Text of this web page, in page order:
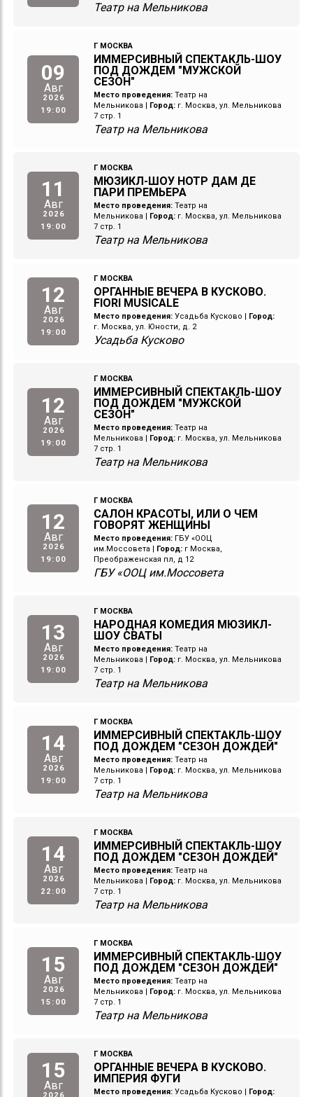
Театр на Мельникова
09
Авг
2026
19:00
Г МОСКВА
ИММЕРСИВНЫЙ СПЕКТАКЛЬ-ШОУ
ПОД ДОЖДЕМ "МУЖСКОЙ
СЕЗОН"
Место проведения: Театр на
Мельникова
Город: г. Москва, ул. Мельникова
7 стр. 1
Театр на Мельникова
11
Авг
2026
19:00
Г МОСКВА
МЮЗИКЛ-ШОУ НОТР ДАМ ДЕ
ПАРИ ПРЕМЬЕРА
Место проведения: Театр на
Мельникова
Город: г. Москва, ул. Мельникова
7 стр. 1
Театр на Мельникова
12
Авг
2026
19:00
Г МОСКВА
ОРГАННЫЕ ВЕЧЕРА В КУСКОВО.
FIORI MUSICALE
Место проведения: Усадьба Кусково
Город:
г. Москва, ул. Юности, д. 2
Усадьба Кусково
12
Авг
2026
19:00
Г МОСКВА
ИММЕРСИВНЫЙ СПЕКТАКЛЬ-ШОУ
ПОД ДОЖДЕМ "МУЖСКОЙ
СЕЗОН"
Место проведения: Театр на
Мельникова
Город: г. Москва, ул. Мельникова
7 стр. 1
Театр на Мельникова
12
Авг
2026
19:00
Г МОСКВА
САЛОН КРАСОТЫ, ИЛИ О ЧЕМ
ГОВОРЯТ ЖЕНЩИНЫ
Место проведения: ГБУ «ООЦ
им.Моссовета
Город: г Москва,
Преображенская пл, д 12
ГБУ «ООЦ им.Моссовета
13
Авг
2026
19:00
Г МОСКВА
НАРОДНАЯ КОМЕДИЯ МЮЗИКЛ-
ШОУ СВАТЫ
Место проведения: Театр на
Мельникова
Город: г. Москва, ул. Мельникова
7 стр. 1
Театр на Мельникова
14
Авг
2026
19:00
Г МОСКВА
ИММЕРСИВНЫЙ СПЕКТАКЛЬ-ШОУ
ПОД ДОЖДЕМ "СЕЗОН ДОЖДЕЙ"
Место проведения: Театр на
Мельникова
Город: г. Москва, ул. Мельникова
7 стр. 1
Театр на Мельникова
14
Авг
2026
22:00
Г МОСКВА
ИММЕРСИВНЫЙ СПЕКТАКЛЬ-ШОУ
ПОД ДОЖДЕМ "СЕЗОН ДОЖДЕЙ"
Место проведения: Театр на
Мельникова
Город: г. Москва, ул. Мельникова
7 стр. 1
Театр на Мельникова
15
Авг
2026
15:00
Г МОСКВА
ИММЕРСИВНЫЙ СПЕКТАКЛЬ-ШОУ
ПОД ДОЖДЕМ "СЕЗОН ДОЖДЕЙ"
Место проведения: Театр на
Мельникова
Город: г. Москва, ул. Мельникова
7 стр. 1
Театр на Мельникова
15
Авг
Г МОСКВА
ОРГАННЫЕ ВЕЧЕРА В КУСКОВО.
ИМПЕРИЯ ФУГИ
Место проведения: Усадьба Кусково Город: